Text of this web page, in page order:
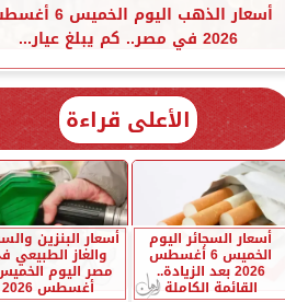
أسعار الذهب اليوم
2026 في مصر.. كم يبلغ عيار...
الأعلى قراءة
أسعار السجائر اليوم
الخميس 6 أغسطس
2026 بعد الزيادة..
القائمة الكاملة
أسعار البنزين
والغاز الطبيعي
أغسطس 2026